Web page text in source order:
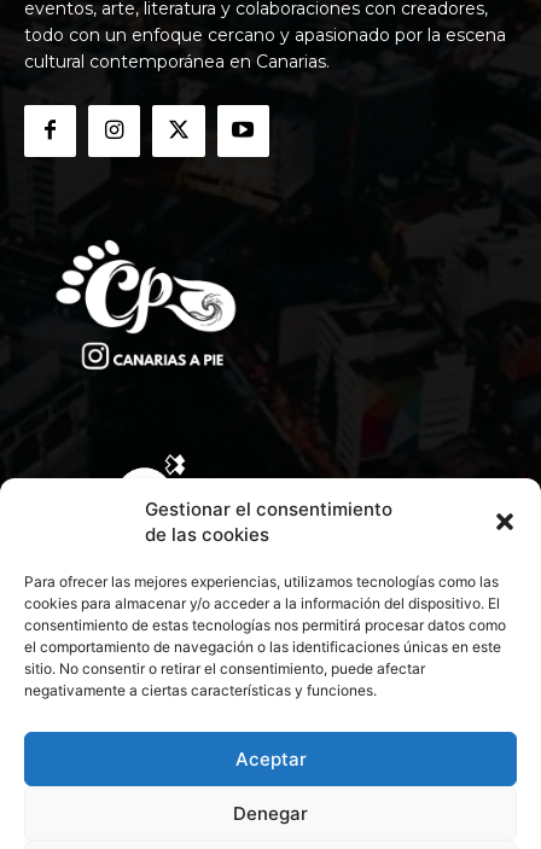
Gestionar el consentimiento
de las cookies
Para ofrecer las mejores experiencias, utilizamos tecnologías como las
cookies para almacenar y/o acceder a la información del dispositivo. El
consentimiento de estas tecnologías nos permitirá procesar datos como
el comportamiento de navegación o las identificaciones únicas en este
sitio. No consentir o retirar el consentimiento, puede afectar
negativamente a ciertas características y funciones.
Aceptar
Denegar
eventos, arte, literatura y colaboraciones con creadores,
todo con un enfoque cercano y apasionado por la escena
cultural contemporánea en Canarias.
CONTACTA CON NOSOTROS